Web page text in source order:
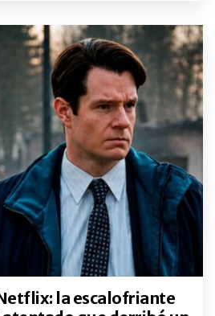
la escalofriante